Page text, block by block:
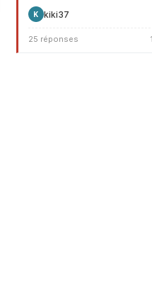
K kiki37
25 réponses